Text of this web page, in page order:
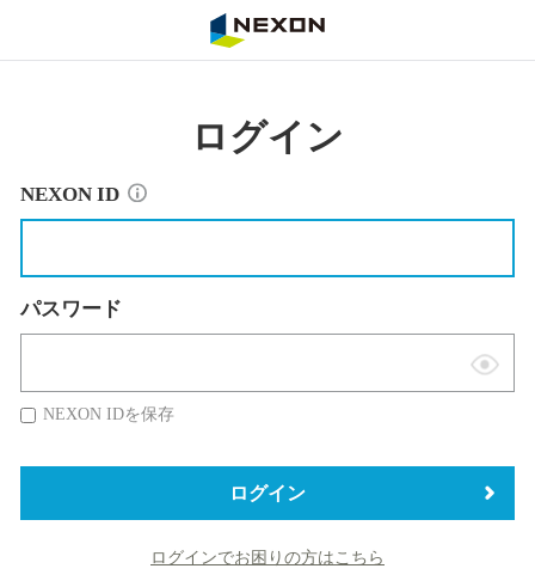
ログイン
NEXON ID
パスワード
表
替
NEXON IDを保存
ログイン
ログインでお困りの方はこちら